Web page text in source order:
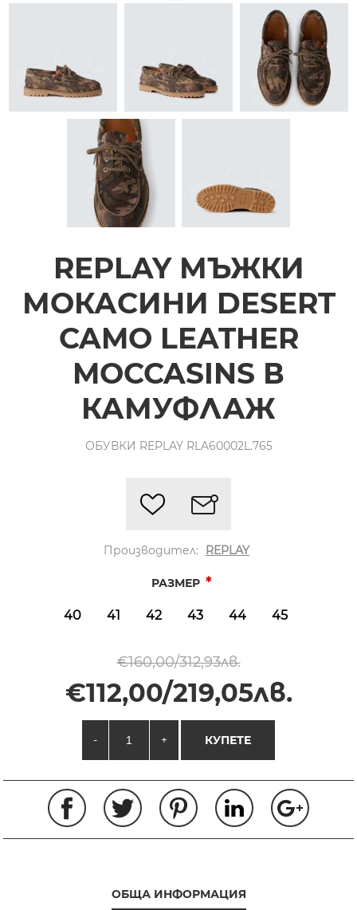
REPLAY МЪЖКИ
МОКАСИНИ DESERT
CAMO LEATHER
MOCCASINS В
КАМУФЛАЖ
ОБУВКИ REPLAY RLA60002L.765
Производител: REPLAY
РАЗМЕР *
40 41 42 43 44 45
€160,00/312,93лв.
€112,00/219,05лв.
- + КУПЕТЕ
ОБЩА ИНФОРМАЦИЯ